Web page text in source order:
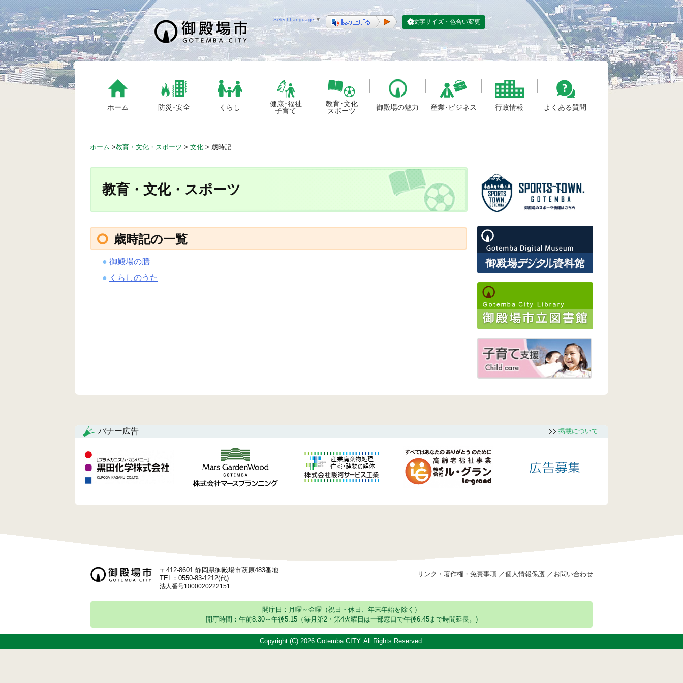
S
k
i
p
t
o
c
ホーム 防災･安全 くらし
健康･福祉
子育て
教育･文化
スポーツ
御殿場の魅力 産業･ビジネス 行政情報 よくある質問
Select Language ▼ 文字サイズ・色合い変更
ホーム >教育・文化・スポーツ > 文化 > 歳時記
教育・文化・スポーツ
歳時記の一覧
御殿場の膳
くらしのうた
バナー広告 掲載について
〒412-8601 静岡県御殿場市萩原483番地
TEL：0550-83-1212(代)
法人番号1000020222151
リンク・著作権・免責事項 個人情報保護 お問い合わせ
開庁日：月曜～金曜（祝日・休日、年末年始を除く）
開庁時間：午前8:30～午後5:15（毎月第2・第4火曜日は一部窓口で午後6:45まで時間延長。)
Copyright (C) 2026 Gotemba CITY. All Rights Reserved.